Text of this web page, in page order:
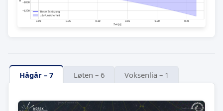
Hågår – 7 Løten – 6 Voksenlia – 1